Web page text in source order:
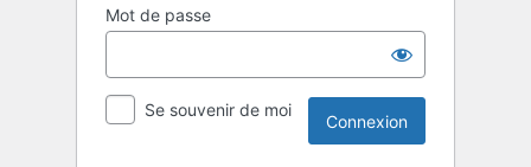
Mot de passe
Se souvenir de moi